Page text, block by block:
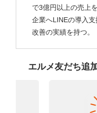
で3億円以上の売上
企業へLINEの導入
改善の実績を持つ。
エルメ友だち追